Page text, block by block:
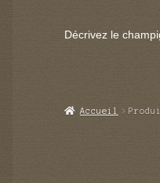
Décrivez le
Accueil